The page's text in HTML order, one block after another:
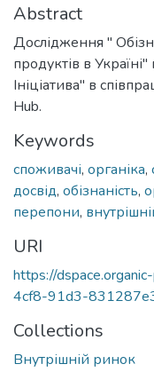
Abstract
Дослідження "
продуктів в
Ініціатива" в
Hub.
Keywords
споживачі, органіка,
досвід, обізнаність,
перепони,
URI
https://
4cf8-91d3-
Collections
Внутрішній ринок